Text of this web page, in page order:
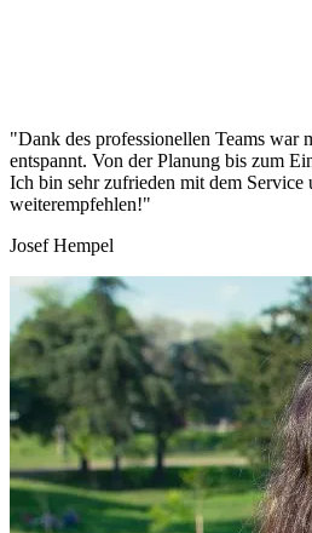
"Dank des professionellen Teams war
entspannt. Von der Planung bis zum
Ich bin sehr zufrieden mit dem Service
weiterempfehlen!"
Josef Hempel